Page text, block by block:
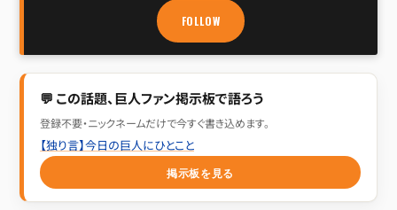
FOLLOW
💬 この話題、巨人ファン掲示板で語ろう
登録不要・ニックネームだけで今すぐ書き込めます。
【独り言】今日の巨人にひとこと
掲示板を見る